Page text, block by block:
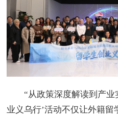
“从政策深度解读到产业
业义乌行’活动不仅让外籍